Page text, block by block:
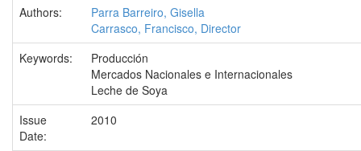
Authors:
Parra Barreiro, Gisella
Carrasco, Francisco, Director
Keywords:
Producción
Mercados Nacionales e Internacionales
Leche de Soya
Issue
Date:
2010